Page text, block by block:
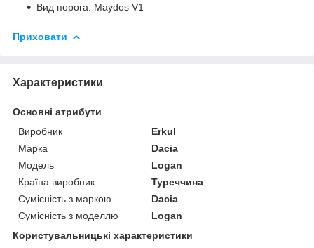
Вид порога: Maydos V1
Приховати
Характеристики
Основні атрибути
Виробник
Erkul
Марка
Dacia
Модель
Logan
Країна виробник
Туреччина
Сумісність з маркою
Dacia
Сумісність з моделлю
Logan
Користувальницькі характеристики